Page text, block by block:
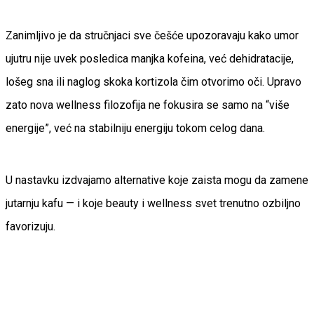
Zanimljivo je da stručnjaci sve češće upozoravaju kako umor
ujutru nije uvek posledica manjka kofeina, već dehidratacije,
lošeg sna ili naglog skoka kortizola čim otvorimo oči. Upravo
zato nova wellness filozofija ne fokusira se samo na “više
energije”, već na stabilniju energiju tokom celog dana.
U nastavku izdvajamo alternative koje zaista mogu da zamene
jutarnju kafu — i koje beauty i wellness svet trenutno ozbiljno
favorizuju.